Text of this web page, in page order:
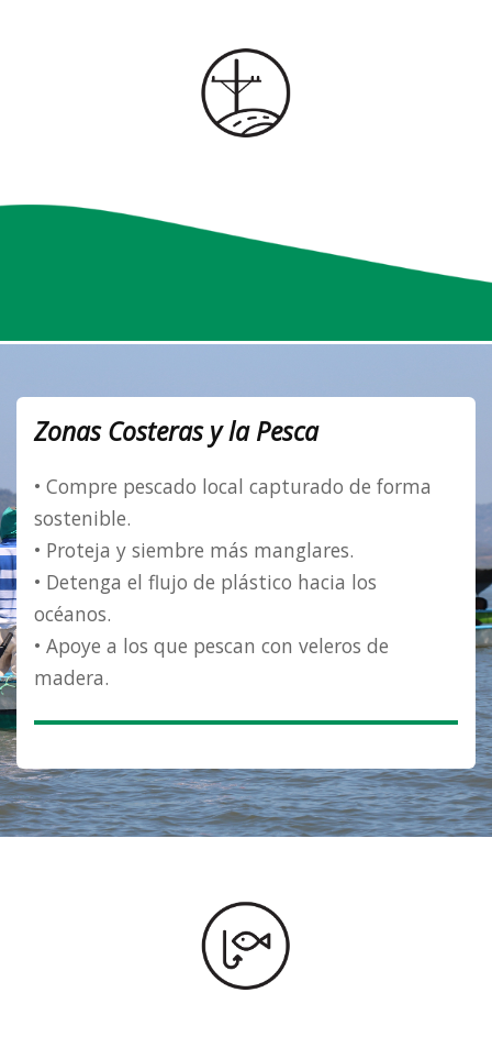
Zonas Costeras y la Pesca
• Compre pescado local capturado de forma
sostenible.
• Proteja y siembre más manglares.
• Detenga el flujo de plástico hacia los
océanos.
• Apoye a los que pescan con veleros de
madera.